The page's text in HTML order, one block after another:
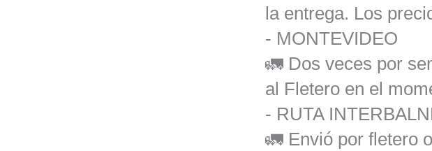
la entrega. Los
- MONTEVIDEO
🚛 Dos veces por
al Fletero en el
- RUTA
🚛 Envió por fletero